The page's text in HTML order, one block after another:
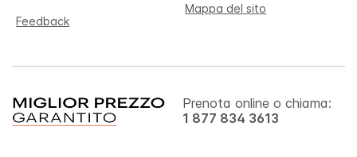
Mappa del sito
Feedback
Prenota online o chiama:
1 877 834 3613